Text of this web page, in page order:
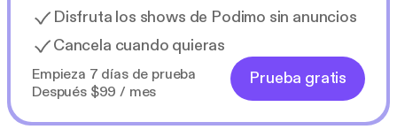
Disfruta los shows de Podimo sin anuncios
Cancela cuando quieras
Empieza 7 días de prueba
Después $99 / mes
Prueba gratis